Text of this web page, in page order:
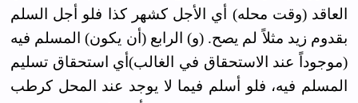
العاقد (وقت محله) أي الأجل كشهر كذا فلو أجل السلم
بقدوم زيد مثلاً لم يصح. (و) الرابع (أن يكون) المسلم فيه
(موجوداً عند الاستحقاق في الغالب)أي استحقاق تسليم
المسلم فيه، فلو أسلم فيما لا يوجد عند المحل كرطب